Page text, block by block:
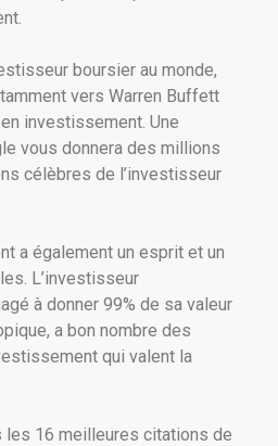
boursier au monde,
vers Warren Buffett
investissement. Une
vous donnera des millions
célèbres de l’investisseur
a également un esprit et un
L’investisseur
à donner 99% de sa valeur
a bon nombre des
qui valent la
les 16 meilleures citations de